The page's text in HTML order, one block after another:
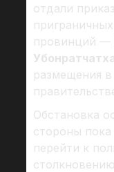
отдали
провинций —
размещения
Обстановка
стороны
перейти к